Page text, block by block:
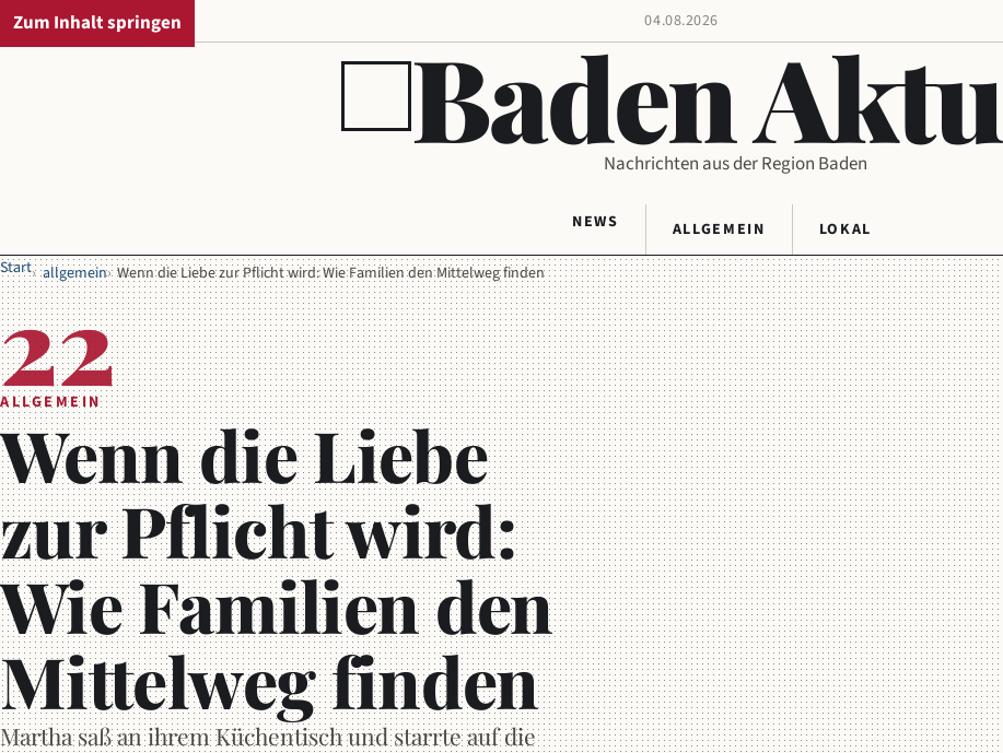
Zum Inhalt springen
REGIONALAUSGABE 04.08.2026
Baden
Nachrichten aus der Region Baden
NEWS ALLGEMEIN
LOKAL
Start allgemein Wenn die Liebe zur Pflicht wird: Wie Familien den Mittelweg finden
22
ALLGEMEIN
Wenn die Liebe
zur Pflicht wird:
Wie Familien den
Mittelweg finden
Martha saß an ihrem Küchentisch und starrte auf die